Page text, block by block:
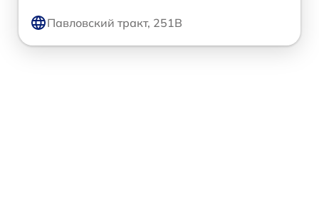
Павловский тракт, 251В